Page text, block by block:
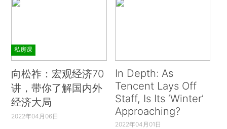
私房课
向松祚：宏观经济70
讲，带你了解国内外
经济大局
2022年04月06日
In Depth: As
Tencent Lays Off
Staff, Is Its ‘Winter’
Approaching?
2022年04月01日